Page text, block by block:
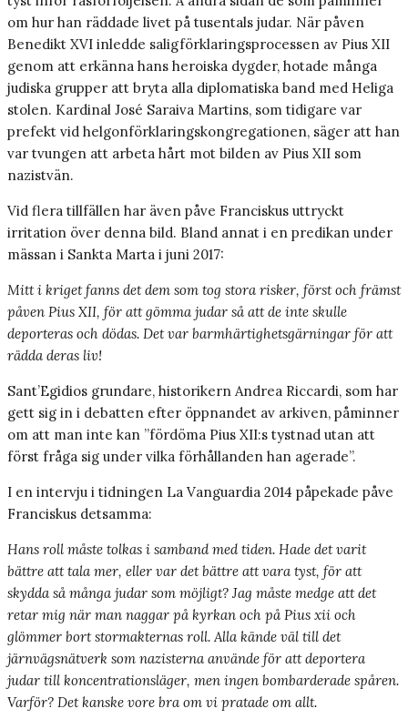
om hur han räddade livet på tusentals judar. När påven
Benedikt XVI inledde saligförklaringsprocessen av Pius XII
genom att erkänna hans heroiska dygder, hotade många
judiska grupper att bryta alla diplomatiska band med Heliga
stolen. Kardinal José Saraiva Martins, som tidigare var
prefekt vid helgonförklaringskongregationen, säger att han
var tvungen att arbeta hårt mot bilden av Pius XII som
nazistvän.
Vid flera tillfällen har även påve Franciskus uttryckt
irritation över denna bild. Bland annat i en predikan under
mässan i Sankta Marta i juni 2017:
Mitt i kriget fanns det dem som tog stora risker, först och främst
påven Pius XII, för att gömma judar så att de inte skulle
deporteras och dödas. Det var barmhärtighetsgärningar för att
rädda deras liv!
Sant’Egidios grundare, historikern Andrea Riccardi, som har
gett sig in i debatten efter öppnandet av arkiven, påminner
om att man inte kan ”fördöma Pius XII:s tystnad utan att
först fråga sig under vilka förhållanden han agerade”.
I en intervju i tidningen La Vanguardia 2014 påpekade påve
Franciskus detsamma:
Hans roll måste tolkas i samband med tiden. Hade det varit
bättre att tala mer, eller var det bättre att vara tyst, för att
skydda så många judar som möjligt? Jag måste medge att det
retar mig när man naggar på kyrkan och på Pius xii och
glömmer bort stormakternas roll. Alla kände väl till det
järnvägsnätverk som nazisterna använde för att deportera
judar till koncentrationsläger, men ingen bombarderade spåren.
Varför? Det kanske vore bra om vi pratade om allt.